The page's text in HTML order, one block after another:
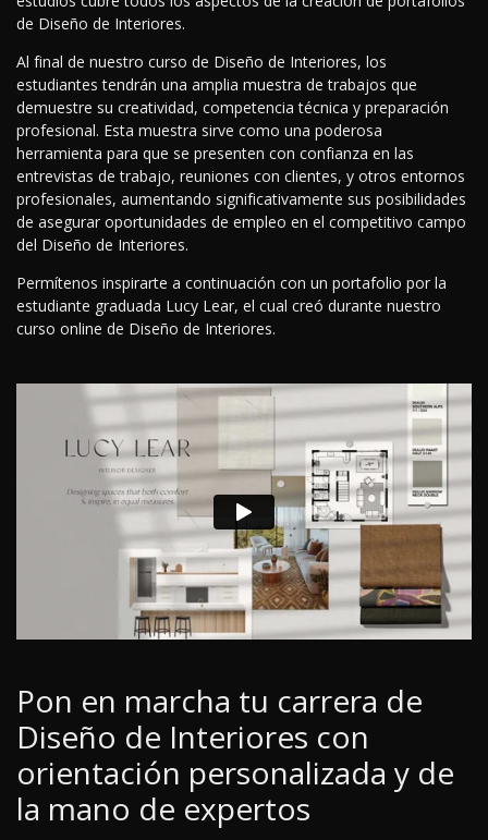
de Diseño de Interiores.
Al final de nuestro curso de Diseño de Interiores, los
estudiantes tendrán una amplia muestra de trabajos que
demuestre su creatividad, competencia técnica y preparación
profesional. Esta muestra sirve como una poderosa
herramienta para que se presenten con confianza en las
entrevistas de trabajo, reuniones con clientes, y otros entornos
profesionales, aumentando significativamente sus posibilidades
de asegurar oportunidades de empleo en el competitivo campo
del Diseño de Interiores.
Permítenos inspirarte a continuación con un portafolio por la
estudiante graduada Lucy Lear, el cual creó durante nuestro
curso online de Diseño de Interiores.
Pon en marcha tu carrera de
Diseño de Interiores con
orientación personalizada y de
la mano de expertos